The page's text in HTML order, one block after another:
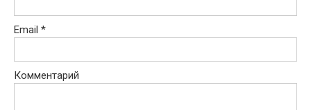
Email *
Комментарий